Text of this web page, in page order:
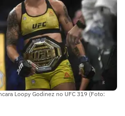
Loopy Godinez no UFC 319 (Foto: